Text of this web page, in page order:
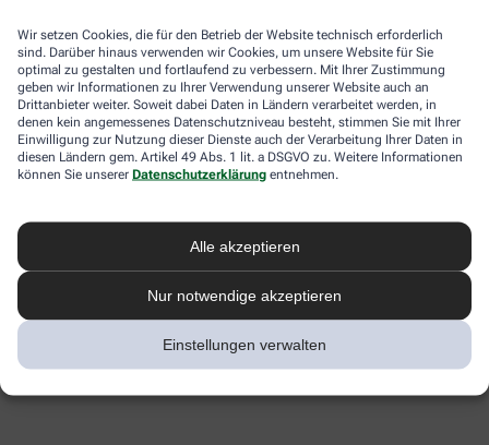
Wir setzen Cookies, die für den Betrieb der Website technisch erforderlich
sind. Darüber hinaus verwenden wir Cookies, um unsere Website für Sie
optimal zu gestalten und fortlaufend zu verbessern. Mit Ihrer Zustimmung
geben wir Informationen zu Ihrer Verwendung unserer Website auch an
Drittanbieter weiter. Soweit dabei Daten in Ländern verarbeitet werden, in
denen kein angemessenes Datenschutzniveau besteht, stimmen Sie mit Ihrer
Einwilligung zur Nutzung dieser Dienste auch der Verarbeitung Ihrer Daten in
diesen Ländern gem. Artikel 49 Abs. 1 lit. a DSGVO zu. Weitere Informationen
können Sie unserer Datenschutzerklärung entnehmen.
Alle akzeptieren
Nur notwendige akzeptieren
Einstellungen verwalten